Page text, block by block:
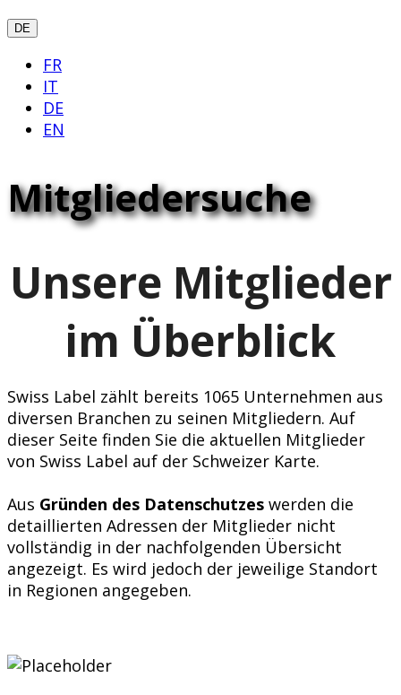
DE
FR
IT
DE
EN
Mitgliedersuche
Unsere Mitglieder
im Überblick
Swiss Label zählt bereits 1065 Unternehmen aus
diversen Branchen zu seinen Mitgliedern. Auf
dieser Seite finden Sie die aktuellen Mitglieder
von Swiss Label auf der Schweizer Karte.
Aus Gründen des Datenschutzes werden die
detaillierten Adressen der Mitglieder nicht
vollständig in der nachfolgenden Übersicht
angezeigt. Es wird jedoch der jeweilige Standort
in Regionen angegeben.